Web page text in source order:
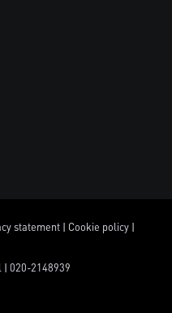
statement | Cookie policy |
| 020-2148939